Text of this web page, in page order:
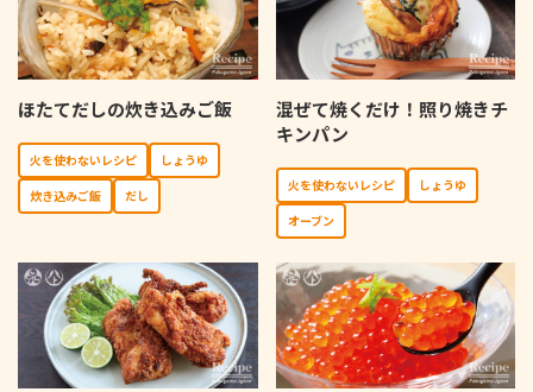
ほたてだしの炊き込みご飯
⽕を使わないレシピ
しょうゆ
炊き込みご飯
だし
混ぜて焼くだけ！照り焼きチ
キンパン
⽕を使わないレシピ
しょうゆ
オーブン